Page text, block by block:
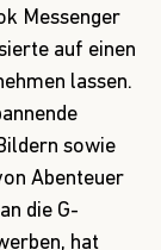
Messenger
auf einen
lassen.
sowie
Abenteuer
die G-
hat